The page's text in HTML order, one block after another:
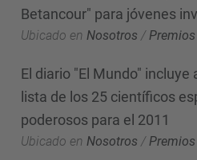
Betancour" para jóvenes
Ubicado en Nosotros /
El diario "El Mundo" incluye
lista de los 25 científicos
poderosos para el 2011
Ubicado en Nosotros /